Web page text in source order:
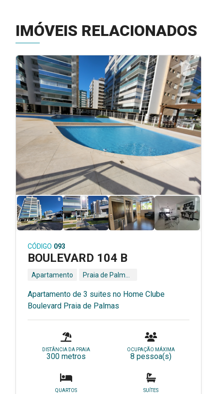
IMÓVEIS RELACIONADOS
CÓDIGO 093
BOULEVARD 104 B
Apartamento
Apartamento de 3 suites no Home Clube
Boulevard Praia de Palmas
DISTÂNCIA DA PRAIA
300 metros
OCUPAÇÃO MÁXIMA
8 pessoa(s)
QUARTOS SUÍTES